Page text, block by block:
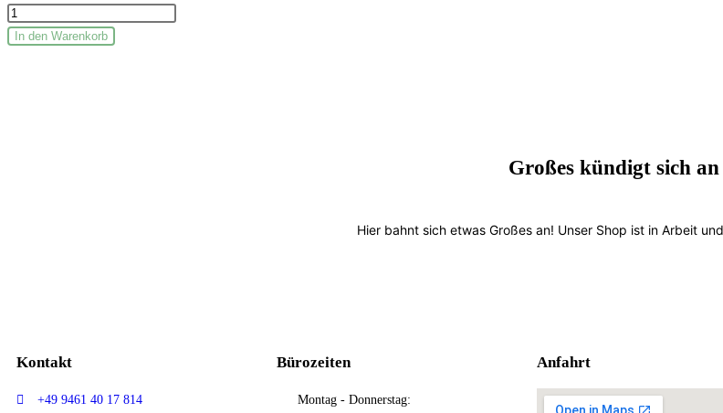
In den Warenkorb
Großes kündigt sich an
Hier bahnt sich etwas Großes an! Unser Shop ist in Arbeit
Kontakt
+49 9461 40 17 814
Bürozeiten
Montag - Donnerstag:
Anfahrt